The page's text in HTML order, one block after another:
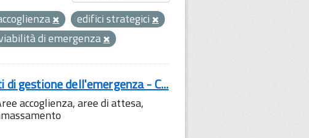
edifici strategici
di emergenza
gestione dell'emergenza - C...
accoglienza, aree di attesa,